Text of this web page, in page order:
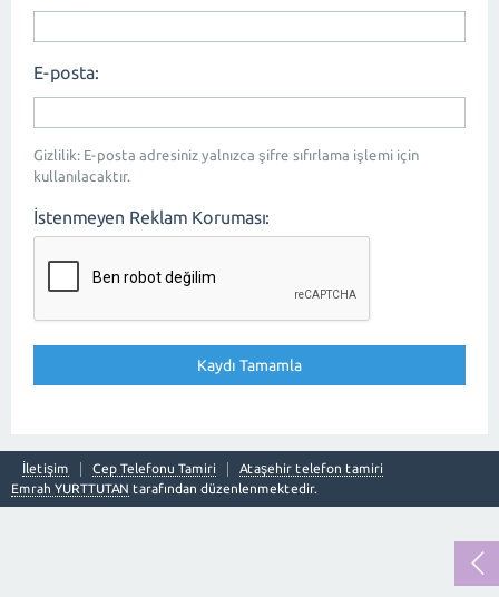
E-posta:
Gizlilik: E-posta adresiniz yalnızca şifre sıfırlama işlemi için
kullanılacaktır.
İstenmeyen Reklam Koruması:
İletişim Cep Telefonu Tamiri
Ataşehir telefon tamiri
Emrah YURTTUTAN tarafından düzenlenmektedir.